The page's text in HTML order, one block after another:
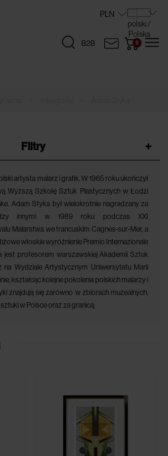
B2B
Filtry +
artysta malarz i grafik. W 1965 roku ukończył
Wyższą Szkołę Sztuk Plastycznych w Łodzi
Adam Styka był wielokrotnie nagradzany za
innymi w 1989 roku podczas XXI
Malarstwa we francuskim Cagnes-sur-Mer, a
włoskie wyróżnienie Premio Internazionale
jest profesorem warszawskiej Akademii Sztuk
na Wydziale Artystycznym Uniwersytetu Marii
kształcąc kolejne pokolenia polskich malarzy i
znajdują się zarówno w zbiorach muzealnych,
w Polsce oraz za granicą.